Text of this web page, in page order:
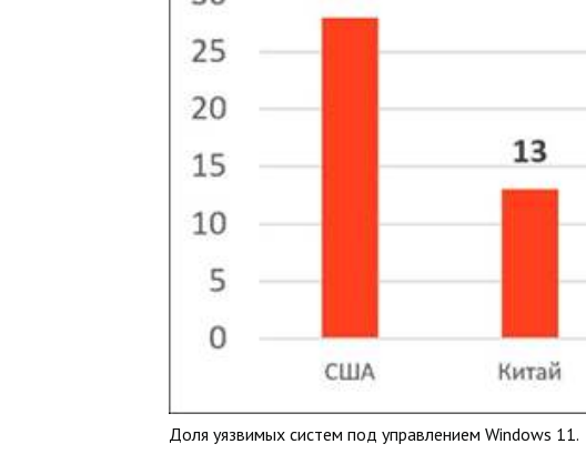
Доля уязвимых систем под управлением Windows 11.